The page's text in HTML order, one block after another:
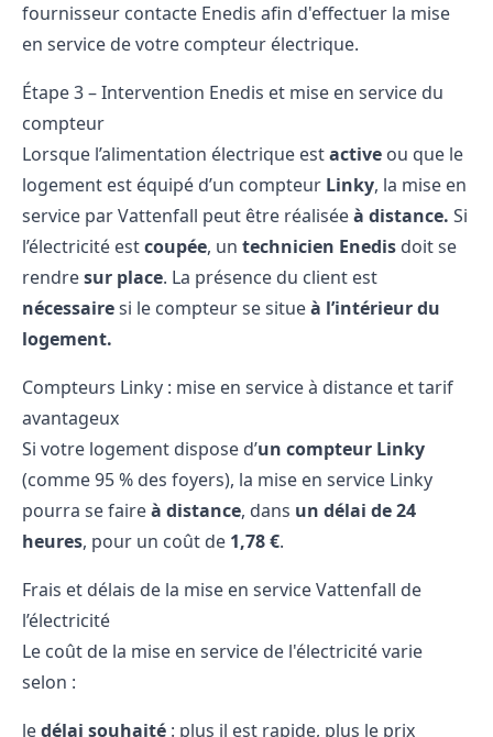
fournisseur contacte Enedis afin d'effectuer la mise
en service de votre compteur électrique.
Étape 3 – Intervention Enedis et mise en service du
compteur
Lorsque l’alimentation électrique estactive ou que le
logement est équipé d’un compteur Linky, la mise en
service par Vattenfall peut être réaliséeà distance. Si
l’électricité estcoupée, un technicien Enedis doit se
rendresur place. La présence du client est
nécessairesi le compteur se situeà l’intérieur du
logement.
Compteurs Linky : mise en service à distance et tarif
avantageux
Si votre logement dispose d’un compteur Linky
(comme 95 % des foyers), la mise en service Linky
pourra se faireà distance, dans un délai de 24
heures, pour un coût de 1,78 €.
Frais et délais de la mise en service Vattenfall de
l’électricité
Le coût de la mise en service de l'électricité varie
selon :
ledélai souhaité : plus il est rapide, plus le prix